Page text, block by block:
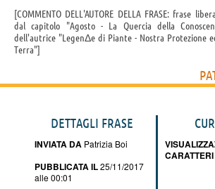
COMMENTO DELL'AUTORE DELLA FRASE: frase
dal capitolo "Agosto - La Quercia della
dell'autrice "LegenΔe di Piante - Nostra Protezione
Terra"
DETTAGLI FRASE
INVIATA DA Patrizia Boi
PUBBLICATA IL25/11/2017
alle 00:01
CARATTERI